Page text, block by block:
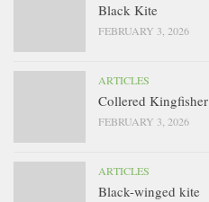
Black Kite
FEBRUARY 3, 2026
ARTICLES
Collered Kingfisher
FEBRUARY 3, 2026
ARTICLES
Black-winged kite